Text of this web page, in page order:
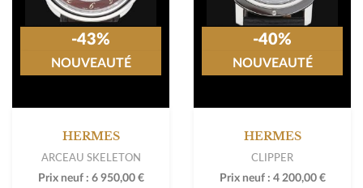
HERMES
ARCEAU SKELETON
Prix neuf : 6 950,00 €
-43%
NOUVEAUTÉ
HERMES
CLIPPER
Prix neuf : 4 200,00 €
-40%
NOUVEAUTÉ